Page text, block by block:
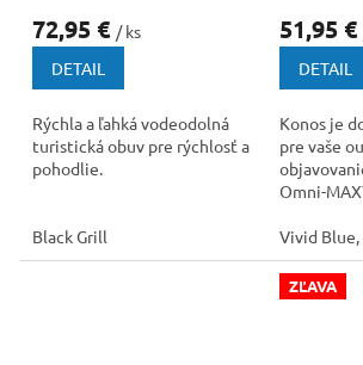
72,95 € / ks
DETAIL
Rýchla a ľahká vodeodolná
turistická obuv pre rýchlosť a
pohodlie.
Black Grill
51,95 €
DETAIL
Konos je
pre vaše
Omni-
poskytuje
pohodlie...
Vivid Blue,
ZĽAVA